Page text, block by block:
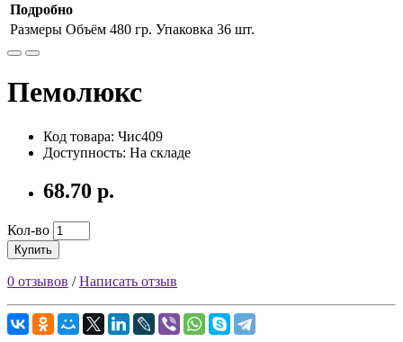
Подробно
Размеры Объём 480 гр. Упаковка 36 шт.
Пемолюкс
Код товара: Чис409
Доступность: На складе
68.70 р.
Кол-во
Купить
0 отзывов /Написать отзыв